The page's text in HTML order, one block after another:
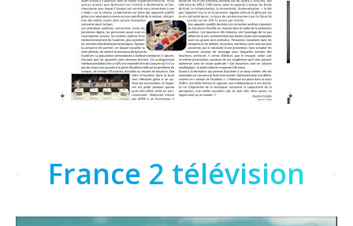
France 2 télévision